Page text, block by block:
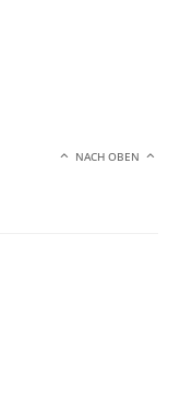
NACH OBEN